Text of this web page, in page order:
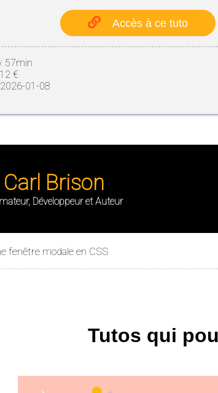
Accès à ce tuto
57min
€
01-08
Carl Brison
Développeur et Auteur
fenêtre modale en CSS
Tutos qui